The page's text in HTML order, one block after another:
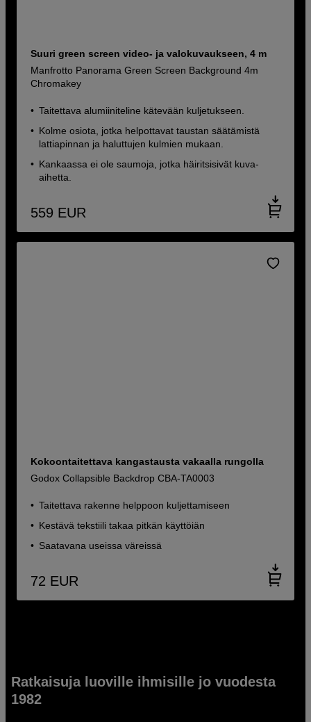
Suuri green screen video- ja valokuvaukseen, 4 m
Manfrotto Panorama Green Screen Background 4m
Chromakey
Taitettava alumiiniteline kätevään kuljetukseen.
Kolme osiota, jotka helpottavat taustan säätämistä
lattiapinnan ja haluttujen kulmien mukaan.
Kankaassa ei ole saumoja, jotka häiritsisivät kuva-
aihetta.
559 EUR
Kokoontaitettava kangastausta vakaalla rungolla
Godox Collapsible Backdrop CBA-TA0003
Taitettava rakenne helppoon kuljettamiseen
Kestävä tekstiili takaa pitkän käyttöiän
Saatavana useissa väreissä
72 EUR
Ratkaisuja luoville ihmisille jo vuodesta
1982